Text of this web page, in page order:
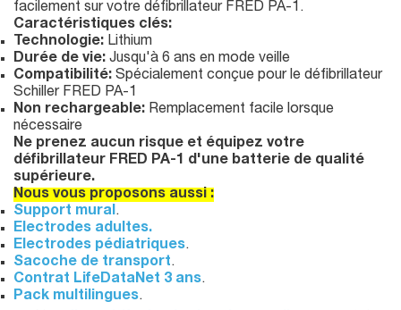
facilement sur votre défibrillateur FRED PA-1.
Caractéristiques clés:
Technologie: Lithium
Durée de vie: Jusqu'à 6 ans en mode veille
Compatibilité: Spécialement conçue pour le défibrillateur
Schiller FRED PA-1
Non rechargeable: Remplacement facile lorsque
nécessaire
Ne prenez aucun risque et équipez votre
défibrillateur FRED PA-1 d'une batterie de qualité
supérieure.
Nous vous proposons aussi :
Support mural.
Electrodes adultes.
Electrodes pédiatriques.
Sacoche de transport.
Contrat LifeDataNet 3 ans.
Pack multilingues.